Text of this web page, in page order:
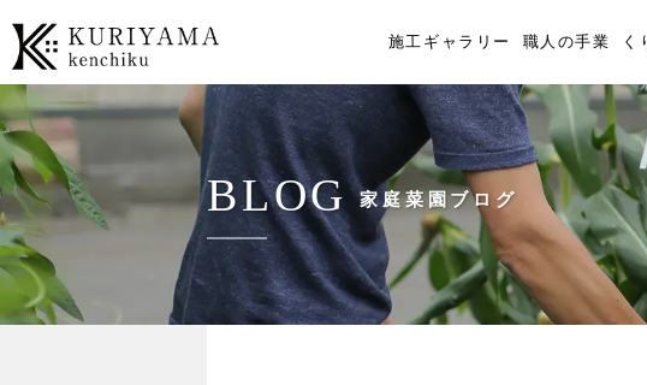
施工ギャラリー 職人の手業 く
BLOG 家庭菜園ブログ